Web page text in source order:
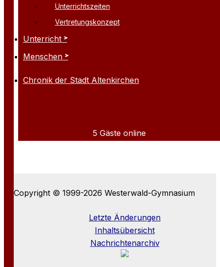
Unterrichtszeiten
Vertretungskonzept
Unterricht
Menschen
Chronik der Stadt Altenkirchen
5 Gäste online
Copyright © 1999-2026 Westerwald-Gymnasium
Letzte Änderungen
Inhaltsübersicht
Nachrichtenarchiv